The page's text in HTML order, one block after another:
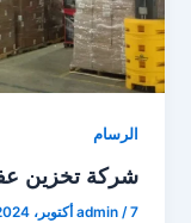
الرسام
شركة تخزين
admin /7 أكتوبر، 2024